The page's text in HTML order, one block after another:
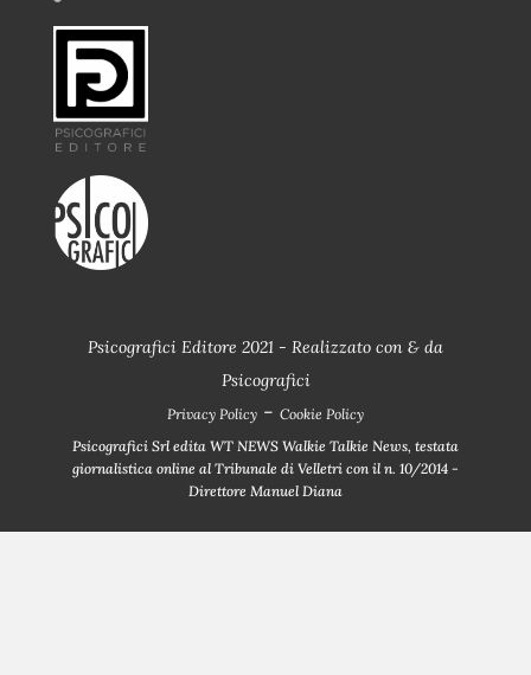
Psicografici Editore 2021 - Realizzato con & da
Psicografici
Privacy Policy - Cookie Policy
Psicografici Srl edita WT NEWS Walkie Talkie News, testata
giornalistica online al Tribunale di Velletri con il n. 10/2014 -
Direttore Manuel Diana